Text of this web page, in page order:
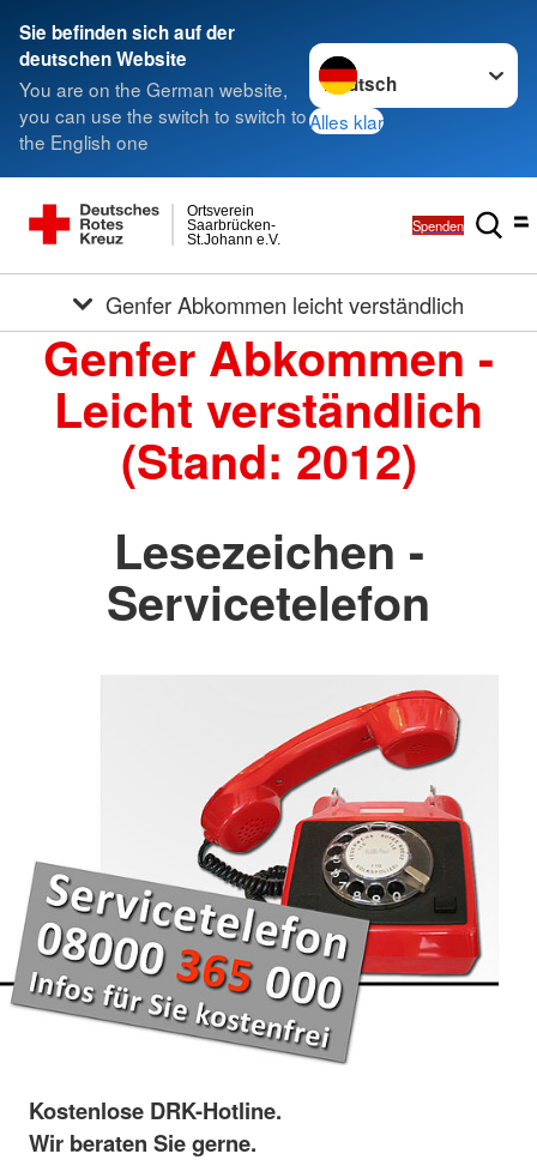
Sie befinden sich auf der
deutschen Website
You are on the German website,
you can use the switch to switch to
the English one
Sprache wechseln zu
Alles klar
St.Johann e.V.
Saarbrücken-
Ortsverein
Spenden
Genfer Abkommen leicht verständlich
Genfer Abkommen -
Leicht verständlich
(Stand: 2012)
Lesezeichen -
Servicetelefon
Kostenlose DRK-Hotline.
Wir beraten Sie gerne.